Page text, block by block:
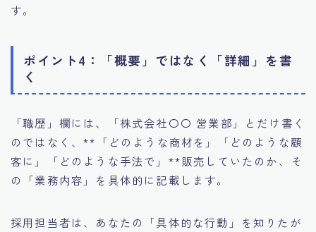
す。
ポイント4：「概要」ではなく「詳細」を書
く
「職歴」欄には、「株式会社〇〇 営業部」とだけ書く
のではなく、**「どのような商材を」「どのような顧
客に」「どのような手法で」**販売していたのか、そ
の「業務内容」を具体的に記載します。
採用担当者は、あなたの「具体的な行動」を知りたが